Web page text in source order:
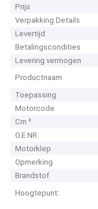
Prijs
Verpakking Details
Levertijd
Betalingscondities
Levering vermogen
Productnaam
Toepassing
Motorcode
Cm ³
O.E NR.
Motorklep
Opmerking
Brandstof
Hoogtepunt: